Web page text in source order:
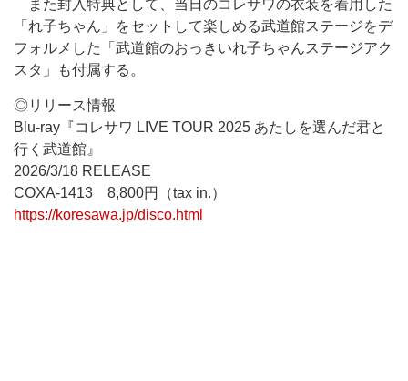
また封入特典として、当日のコレサワの衣装を着用した
「れ子ちゃん」をセットして楽しめる武道館ステージをデ
フォルメした「武道館のおっきいれ子ちゃんステージアク
スタ」も付属する。
◎リリース情報
Blu-ray『コレサワ LIVE TOUR 2025 あたしを選んだ君と
行く武道館』
2026/3/18 RELEASE
COXA-1413 8,800円（tax in.）
https://koresawa.jp/disco.html